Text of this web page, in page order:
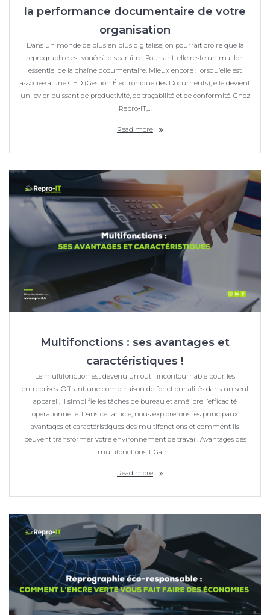
la performance documentaire de votre
organisation
Dans un monde de plus en plus digitalisé, on pourrait croire que la
reprographie est vouée à disparaître. Pourtant, elle reste un maillon
essentiel de la chaîne documentaire. Mieux encore : lorsqu’elle est
associée à une GED (Gestion Électronique des Documents), elle devient
un levier puissant de productivité, de traçabilité et de conformité. Chez
Repro‑IT,…
Read more
Multifonctions : ses avantages et
caractéristiques !
Le multifonction est devenu un outil incontournable pour les
entreprises. Offrant une combinaison de fonctionnalités dans un seul
appareil, il simplifie les tâches de bureau et améliore l’efficacité
opérationnelle. Dans cet article, nous explorerons les principaux
avantages et caractéristiques des multifonctions et comment ils
peuvent transformer votre environnement de travail. Avantages des
multifonctions 1. Gain…
Read more